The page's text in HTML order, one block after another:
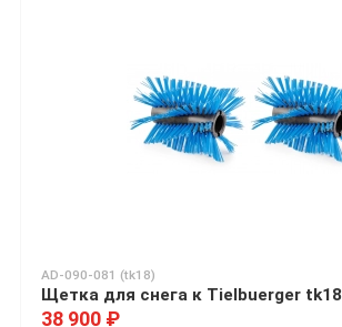
AD-090-081 (tk18)
Щетка для снега к Tielbuerger tk18
38 900 ₽